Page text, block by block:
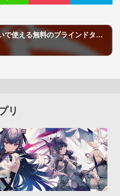
ステルス電卓：見ないで使える無料のブラインドタッチ音声読み上げ計算機（STEALTH電卓）
リ